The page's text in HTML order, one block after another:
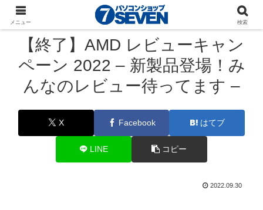
パソコンショップSEVEN ニュース キャンペーン
【終了】AMD レビューキャン
ペーン 2022 – 新製品登場！み
んなのレビュー待ってます –
X Facebook はてブ
LINE コピー
2022.09.30
メニュー 検索